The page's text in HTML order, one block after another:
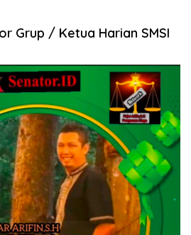
Grup / Ketua Harian SMSI